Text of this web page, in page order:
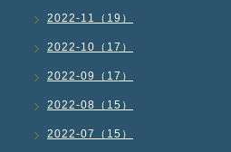
2022-11（19）
2022-10（17）
2022-09（17）
2022-08（15）
2022-07（15）